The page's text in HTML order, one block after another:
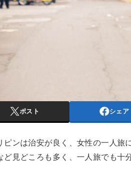
ポスト シェア
ピンは治安が良く、女性の一人旅
ど見どころも多く、一人旅でも十